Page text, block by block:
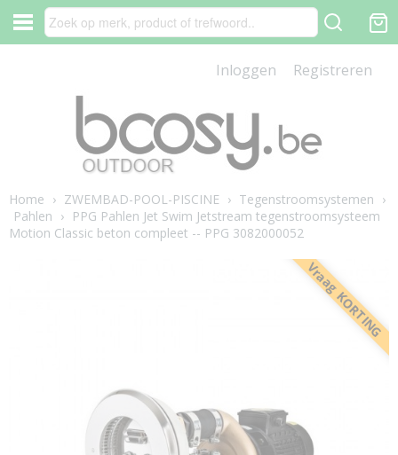
Inloggen Registreren
Home › ZWEMBAD-POOL-PISCINE › Tegenstroomsystemen ›
Pahlen › PPG Pahlen Jet Swim Jetstream tegenstroomsysteem
Motion Classic beton compleet -- PPG 3082000052
Vraag KORTING